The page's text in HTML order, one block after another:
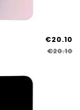
€20.10
€20.10